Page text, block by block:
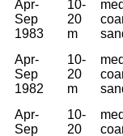
Apr-
Sep
1983
10-
20
m
Apr-
Sep
1982
10-
20
m
Apr-
Sep
10-
20